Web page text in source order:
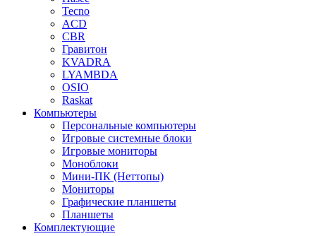
Tecno
ACD
CBR
Гравитон
KVADRA
LYAMBDA
OSIO
Raskat
Компьютеры
Персональные компьютеры
Игровые системные блоки
Игровые мониторы
Моноблоки
Мини-ПК (Неттопы)
Мониторы
Графические планшеты
Планшеты
Комплектующие